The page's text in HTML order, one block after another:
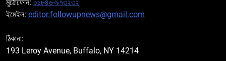
মুঠোফোন: ০১৮৪৬-৯৭৩২৩২
ইমেইল: editor.followupnews@gmail.com
ঠিকানা:
193 Leroy Avenue, Buffalo, NY 14214